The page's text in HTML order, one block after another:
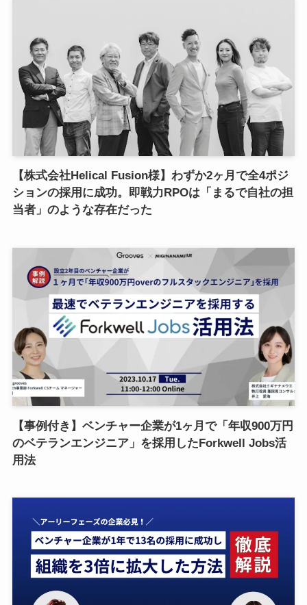
【株式会社Helical Fusion様】わずか2ヶ月で全4ポジ
ションの採用に成功。即戦力RPOは「まるで自社の担
当者」のような存在だった
【事例付き】ベンチャー企業が1ヶ月で「年収900万円
のベテランエンジニア」を採用したForkwell Jobs活
用法